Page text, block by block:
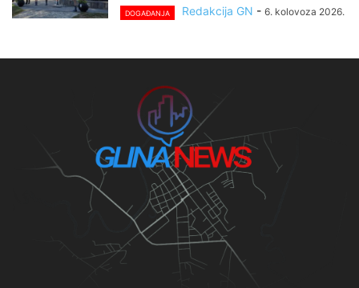
DOGAĐANJA Redakcija GN - 6. kolovoza 2026.